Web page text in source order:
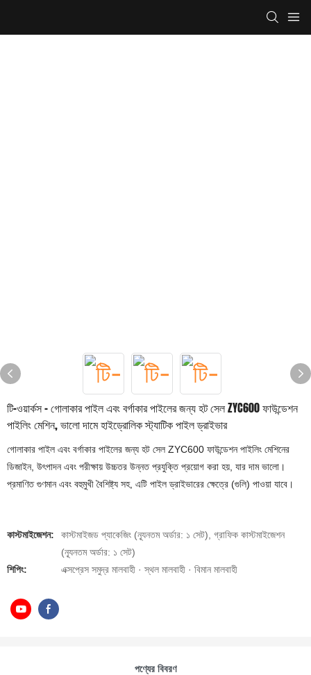
টি-ওয়ার্কস - গোলাকার পাইল এবং বর্গাকার পাইলের জন্য হট সেল ZYC600 ফাউন্ডেশন
পাইলিং মেশিন, ভালো দামে হাইড্রোলিক স্ট্যাটিক পাইল ড্রাইভার
গোলাকার পাইল এবং বর্গাকার পাইলের জন্য হট সেল ZYC600 ফাউন্ডেশন পাইলিং মেশিনের
ডিজাইন, উৎপাদন এবং পরীক্ষায় উচ্চতর উন্নত প্রযুক্তি প্রয়োগ করা হয়, যার দাম ভালো।
প্রমাণিত গুণমান এবং বহুমুখী বৈশিষ্ট্য সহ, এটি পাইল ড্রাইভারের ক্ষেত্রে (গুলি) পাওয়া যাবে।
কাস্টমাইজেশন:
কাস্টমাইজড প্যাকেজিং (ন্যূনতম অর্ডার: ১ সেট), গ্রাফিক কাস্টমাইজেশন
(ন্যূনতম অর্ডার: ১ সেট)
শিপিং:
এক্সপ্রেস সমুদ্র মালবাহী · স্থল মালবাহী · বিমান মালবাহী
পণ্যের বিবরণ